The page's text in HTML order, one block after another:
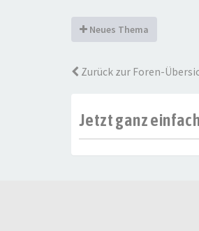
Neues Thema
Zurück zur Foren-
Jetzt ganz